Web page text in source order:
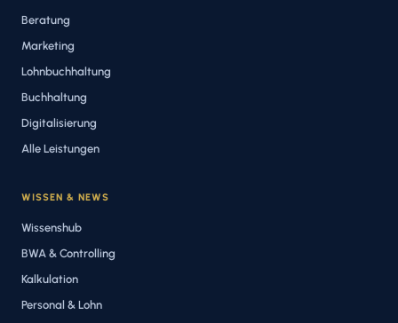
Beratung
Marketing
Lohnbuchhaltung
Buchhaltung
Digitalisierung
Alle Leistungen
WISSEN & NEWS
Wissenshub
BWA & Controlling
Kalkulation
Personal & Lohn